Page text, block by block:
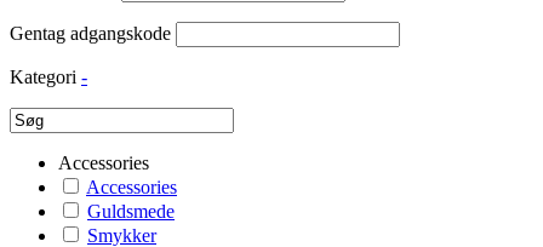
Gentag adgangskode
Kategori -
Accessories
Accessories
Guldsmede
Smykker